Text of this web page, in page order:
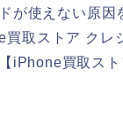
が使えない原
買取ストア ク
iPhone買取ス